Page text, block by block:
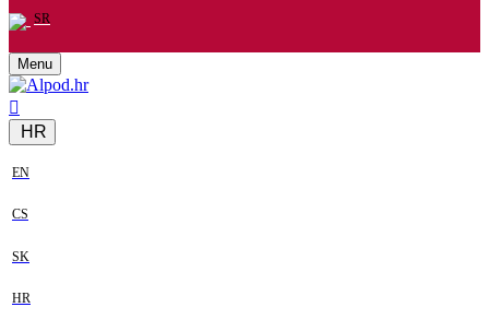
SR
Menu
HR
EN
CS
SK
HR